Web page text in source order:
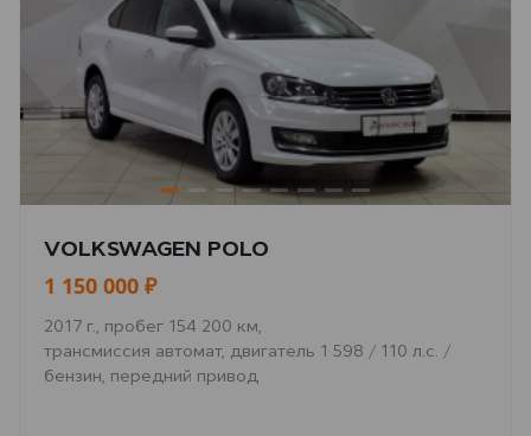
VOLKSWAGEN POLO
1 150 000 ₽
2017 г., пробег 154 200 км,
трансмиссия автомат, двигатель 1 598 / 110 л.с. /
бензин, передний привод